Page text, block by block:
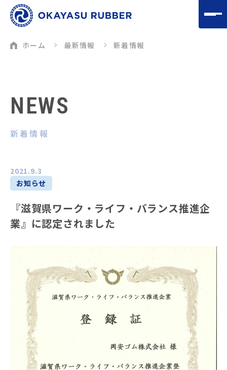
ホーム 最新情報 新着情報
NEWS
新着情報
2021.9.3
お知らせ
『滋賀県ワーク・ライフ・バランス推進企
業』に認定されました